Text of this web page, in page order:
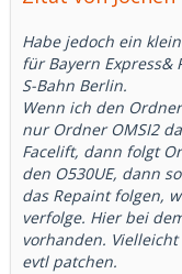
Habe jedoch ein
für Bayern Express&
S-Bahn Berlin.
Wenn ich den
nur Ordner OMSI2
Facelift, dann folgt
den O530UE, dann
das Repaint folgen,
verfolge. Hier bei
vorhanden.
evtl patchen.